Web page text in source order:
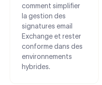
comment simplifier
la gestion des
signatures email
Exchange et rester
conforme dans des
environnements
hybrides.